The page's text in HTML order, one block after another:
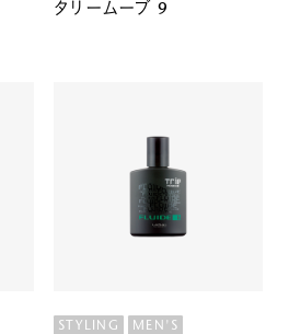
タリームーブ 9
STYLING MEN'S